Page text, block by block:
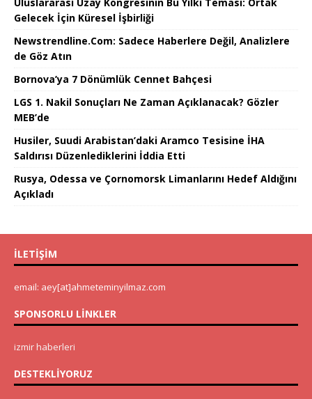
Gelecek İçin Küresel İşbirliği
Newstrendline.Com: Sadece Haberlere Değil, Analizlere
de Göz Atın
Bornova’ya 7 Dönümlük Cennet Bahçesi
LGS 1. Nakil Sonuçları Ne Zaman Açıklanacak? Gözler
MEB’de
Husiler, Suudi Arabistan’daki Aramco Tesisine İHA
Saldırısı Düzenlediklerini İddia Etti
Rusya, Odessa ve Çornomorsk Limanlarını Hedef Aldığını
Açıkladı
İLETIŞIM
email: aey[at]ahmeteminyilmaz.com
SPONSORLU LINKLER
izmir haberleri
DESTEKLIYORUZ